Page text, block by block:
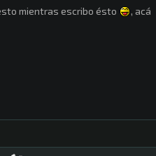
mientras escribo ésto , acá